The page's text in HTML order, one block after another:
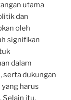
utama
dan
oleh
signifikan
dalam
serta dukungan
harus
Selain itu,